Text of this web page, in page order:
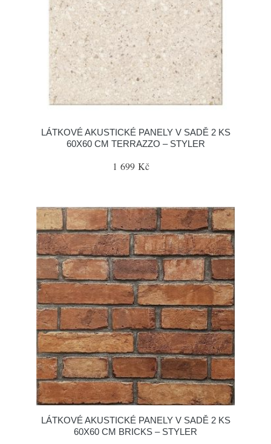
LÁTKOVÉ AKUSTICKÉ PANELY V SADĚ 2 KS
60X60 CM TERRAZZO – STYLER
1 699 Kč
LÁTKOVÉ AKUSTICKÉ PANELY V SADĚ 2 KS
60X60 CM BRICKS – STYLER